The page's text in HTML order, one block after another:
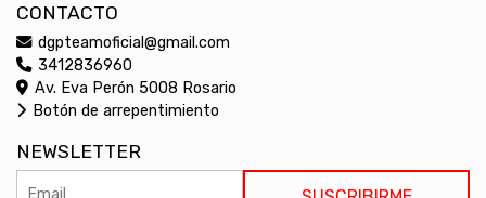
CONTACTO
dgpteamoficial@gmail.com
3412836960
Av. Eva Perón 5008 Rosario
Botón de arrepentimiento
NEWSLETTER